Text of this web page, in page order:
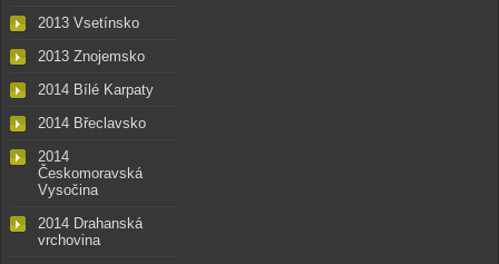
2013 Vsetínsko
2013 Znojemsko
2014 Bílé Karpaty
2014 Břeclavsko
2014
Českomoravská
Vysočina
2014 Drahanská
vrchovina